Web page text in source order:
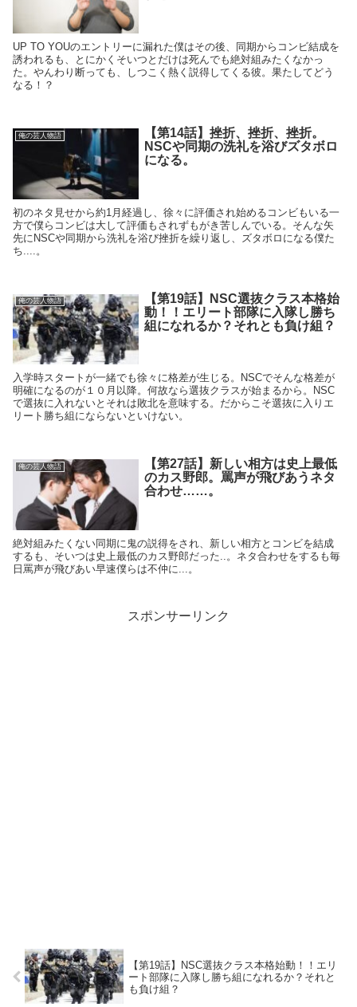
UP TO YOUのエントリーに漏れた僕はその後、同期からコンビ結成を
誘われるも、とにかくそいつとだけは死んでも絶対組みたくなかっ
た。やんわり断っても、しつこく熱く説得してくる彼。果たしてどう
なる！？
俺の芸人物語
【第14話】挫折、挫折、挫折。
NSCや同期の洗礼を浴びズタボロ
になる。
初のネタ見せから約1月経過し、徐々に評価され始めるコンビもいる一
方で僕らコンビは大して評価もされずもがき苦しんでいる。そんな矢
先にNSCや同期から洗礼を浴び挫折を繰り返し、ズタボロになる僕た
ち....。
俺の芸人物語
【第19話】NSC選抜クラス本格始
動！！エリート部隊に入隊し勝ち
組になれるか？それとも負け組？
入学時スタートが一緒でも徐々に格差が生じる。NSCでそんな格差が
明確になるのが１０月以降。何故なら選抜クラスが始まるから。NSC
で選抜に入れないとそれは敗北を意味する。だからこそ選抜に入りエ
リート勝ち組にならないといけない。
俺の芸人物語
【第27話】新しい相方は史上最低
のカス野郎。罵声が飛びあうネタ
合わせ……。
絶対組みたくない同期に鬼の説得をされ、新しい相方とコンビを結成
するも、そいつは史上最低のカス野郎だった..。ネタ合わせをするも毎
日罵声が飛びあい早速僕らは不仲に...。
スポンサーリンク
【第19話】NSC選抜クラス本格始動！！エリ
ート部隊に入隊し勝ち組になれるか？それと
も負け組？